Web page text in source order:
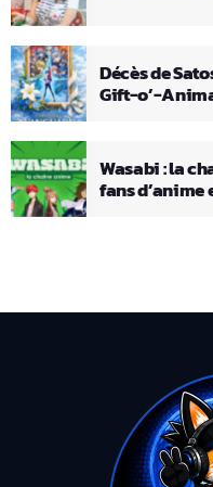
Décès de
Gift-o’-
Wasabi : la
fans d’anime